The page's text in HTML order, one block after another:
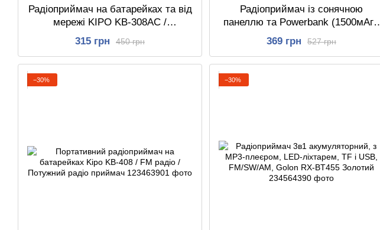
Радіоприймач на батарейках та від
мережі KIPO KB-308AC /
Портативне радіо з антеною /
Акумуляторне FM радіо
450 грн
315 грн
Радіоприймач із сонячною
панеллю та Powerbank (1500мАг),
МР3-плеєром, CL-823, Зелений /
Портативна бездротова Bluetooth
колонка / LED ліхтар з сонячною
527 грн
369 грн
−30% −30%